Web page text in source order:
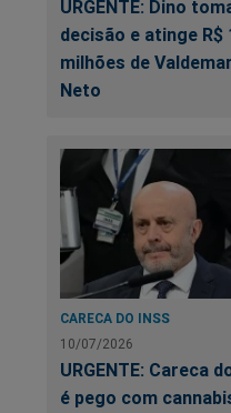
URGENTE: Dino
decisão e atinge R$
milhões de
Neto
CARECA DO INSS
10/07/2026
URGENTE: Careca
é pego com